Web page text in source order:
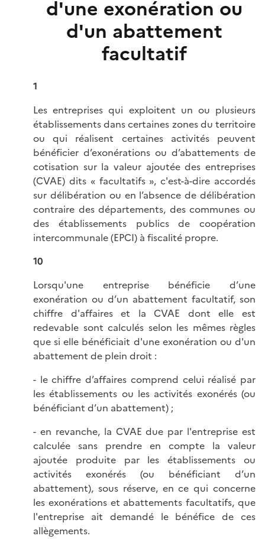
d'une exonération ou
d'un abattement
facultatif
1
Les entreprises qui exploitent un ou plusieurs
établissements dans certaines zones du territoire
ou qui réalisent certaines activités peuvent
bénéficier d’exonérations ou d’abattements de
cotisation sur la valeur ajoutée des entreprises
(CVAE) dits « facultatifs », c'est-à-dire accordés
sur délibération ou en l’absence de délibération
contraire des départements, des communes ou
des établissements publics de coopération
intercommunale (EPCI) à fiscalité propre.
10
Lorsqu'une entreprise bénéficie d’une
exonération ou d’un abattement facultatif, son
chiffre d'affaires et la CVAE dont elle est
redevable sont calculés selon les mêmes règles
que si elle bénéficiait d'une exonération ou d'un
abattement de plein droit :
- le chiffre d’affaires comprend celui réalisé par
les établissements ou les activités exonérés (ou
bénéficiant d’un abattement) ;
- en revanche, la CVAE due par l'entreprise est
calculée sans prendre en compte la valeur
ajoutée produite par les établissements ou
activités exonérés (ou bénéficiant d’un
abattement), sous réserve, en ce qui concerne
les exonérations et abattements facultatifs, que
l'entreprise ait demandé le bénéfice de ces
allègements.